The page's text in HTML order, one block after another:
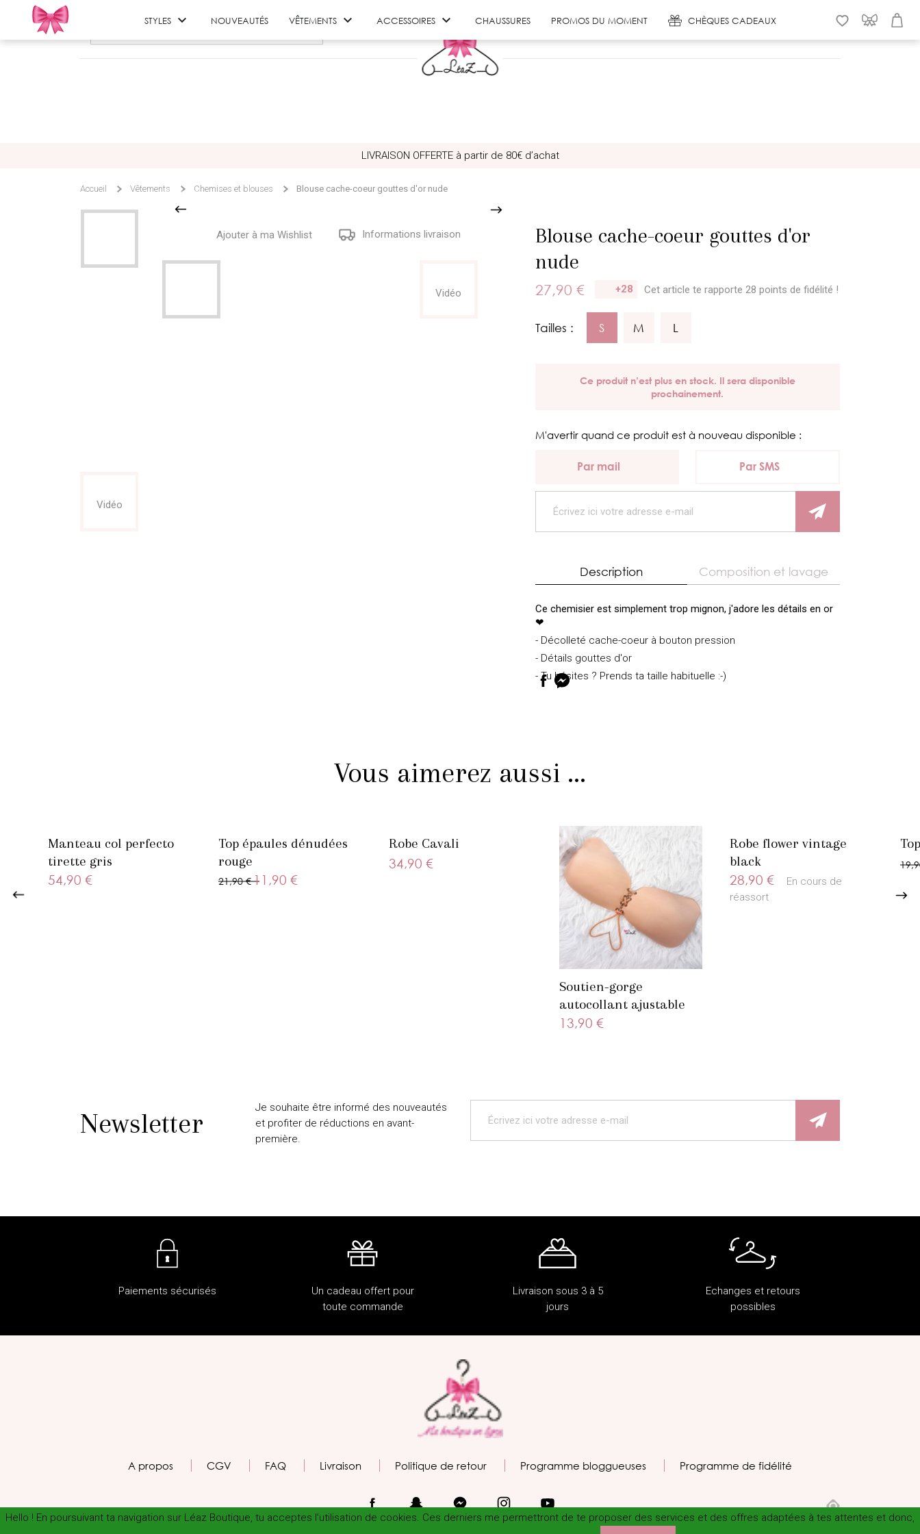
STYLES  NOUVEAUTÉS VÊTEMENTS  ACCESSOIRES  CHAUSSURES PROMOS DU MOMENT CHÈQUES CADEAUX
LIVRAISON OFFERTE à partir de 80€ d’achat
Accueil Vêtements Chemises et blouses Blouse cache-coeur gouttes d'or nude
Vidéo
Ajouter à ma Wishlist Informations livraison
Vidéo
Blouse cache-coeur gouttes d'or
nude
27,90 € +28 Cet article te rapporte 28 points de fidélité !
Tailles : S M L
Ce produit n’est plus en stock. Il sera disponible
prochainement.
M'avertir quand ce produit est à nouveau disponible :
Par mail Par SMS
Description Composition et lavage
Ce chemisier est simplement trop mignon, j'adore les détails en or
❤
- Décolleté cache-coeur à bouton pression
- Détails gouttes d'or
- Tu hésites ? Prends ta taille habituelle :-)
Vous aimerez aussi ...
Manteau col perfecto
tirette gris
54,90 €
Top épaules dénudées
rouge
21,90 €11,90 €
Robe Cavali
34,90 €
Soutien-gorge
autocollant ajustable
beige
13,90 €
Robe flower vintage
black
28,90 €
En cours de
réassort
Newsletter
Je souhaite être informé des nouveautés
et profiter de réductions en avant-
première.
Paiements sécurisés
Un cadeau offert pour
toute commande
Livraison sous 3 à 5
jours
Echanges et retours
possibles
A propos CGV FAQ Livraison Politique de retour Programme bloggueuses Programme de fidélité
Hello ! En poursuivant ta navigation sur Léaz Boutique, tu acceptes l’utilisation de cookies. Ces derniers me permettront de te proposer des services et des offres adaptées à tes attentes et donc,